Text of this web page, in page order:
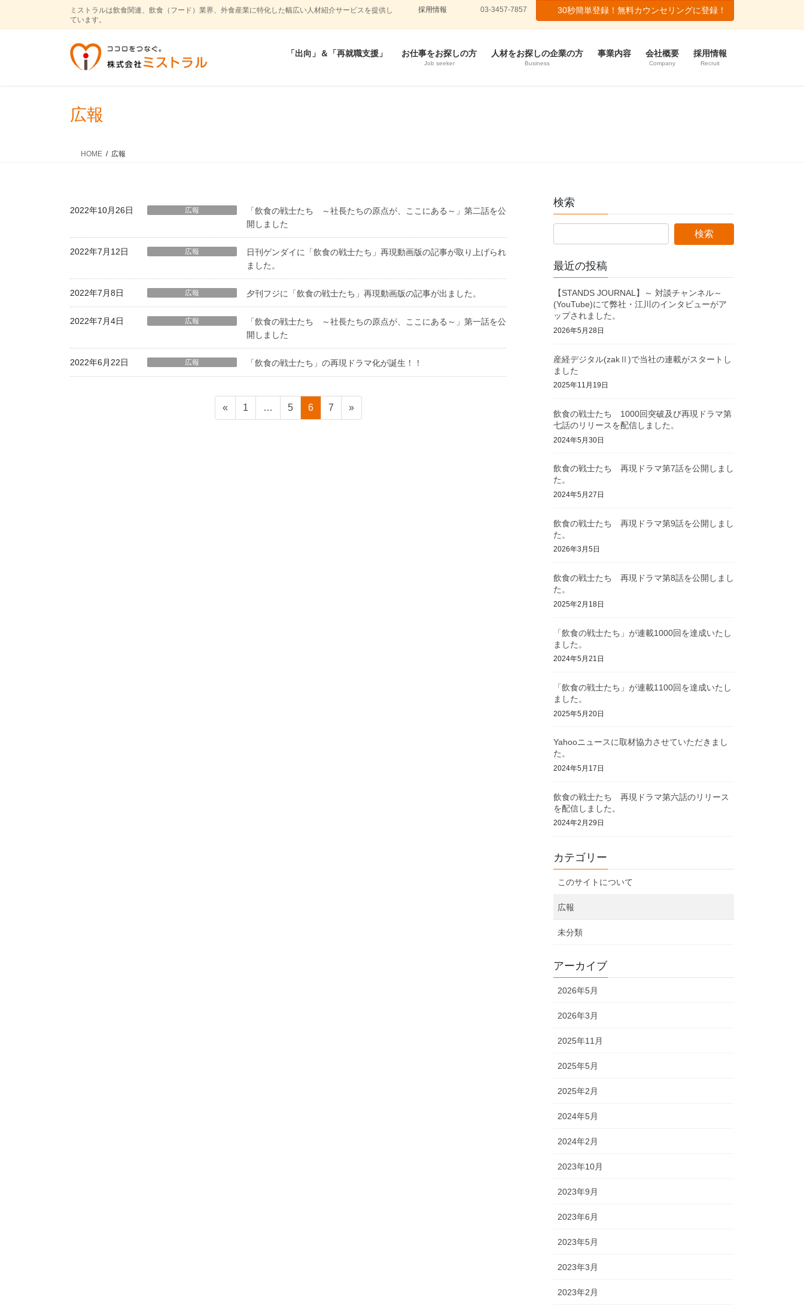
ミストラルは飲食関連、飲食（フード）業界、外食産業に特化した幅広い人材紹介サービスを提供し
ています。
採用情報 03-3457-7857 30秒簡単登録！無料カウンセリングに登録！
「出向」＆「再就職支援」 お仕事をお探しの方
Job seeker
人材をお探しの企業の方
Business
事業内容 会社概要
Company
採用情報
Recruit
広報
HOME 広報
2022年10月26日 広報
「飲食の戦士たち ～社長たちの原点が、ここにある～」第二話を公
開しました
2022年7月12日 広報
日刊ゲンダイに「飲食の戦士たち」再現動画版の記事が取り上げられ
ました。
2022年7月8日 広報 夕刊フジに「飲食の戦士たち」再現動画版の記事が出ました。
2022年7月4日 広報
「飲食の戦士たち ～社長たちの原点が、ここにある～」第一話を公
開しました
2022年6月22日 広報 「飲食の戦士たち」の再現ドラマ化が誕生！！
«
ペ
ー
1 …
ペ
ー
5
ペ
ー
6
ペ
ー
7 »
検索
最近の投稿
【STANDS JOURNAL】～ 対談チャンネル～
(YouTube)にて弊社・江川のインタビューがア
ップされました。
2026年5月28日
産経デジタル(zakⅡ)で当社の連載がスタートし
ました
2025年11月19日
飲食の戦士たち 1000回突破及び再現ドラマ第
七話のリリースを配信しました。
2024年5月30日
飲食の戦士たち 再現ドラマ第7話を公開しまし
た。
2024年5月27日
飲食の戦士たち 再現ドラマ第9話を公開しまし
た。
2026年3月5日
飲食の戦士たち 再現ドラマ第8話を公開しまし
た。
2025年2月18日
「飲食の戦士たち」が連載1000回を達成いたし
ました。
2024年5月21日
「飲食の戦士たち」が連載1100回を達成いたし
ました。
2025年5月20日
Yahooニュースに取材協力させていただきまし
た。
2024年5月17日
飲食の戦士たち 再現ドラマ第六話のリリース
を配信しました。
2024年2月29日
カテゴリー
このサイトについて
広報
未分類
アーカイブ
2026年5月
2026年3月
2025年11月
2025年5月
2025年2月
2024年5月
2024年2月
2023年10月
2023年9月
2023年6月
2023年5月
2023年3月
2023年2月